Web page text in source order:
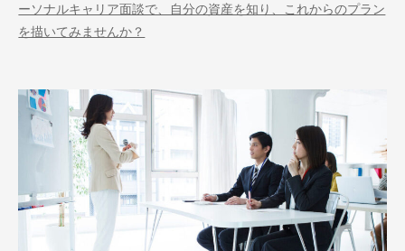
ーソナルキャリア面談で、自分の資産を知り、これからのプラン
を描いてみませんか？